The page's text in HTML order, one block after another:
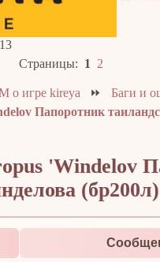
Страницы: 1 2
игре kireya ⏩Баги и
Папоротник
'Windelov
(бр200л)